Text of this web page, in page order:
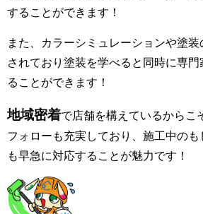
することができます！
また、カラーシミュレーションや塗
されており塗装を学べると同時に専門
ることができます！
地域密着で店舗を構えているからこ
フォローも充実しており、施工中の
も早急に対応することが魅力です！